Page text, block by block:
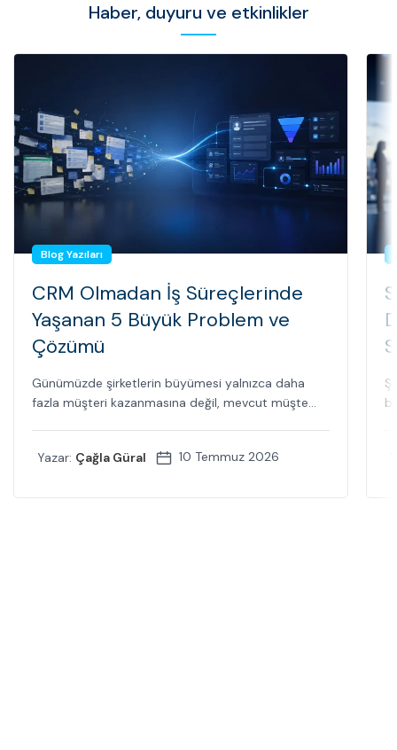
Haber, duyuru ve etkinlikler
Blog Yazıları
CRM Olmadan İş Süreçlerinde
Yaşanan 5 Büyük Problem ve
Çözümü
Günümüzde şirketlerin büyümesi yalnızca daha
fazla müşteri kazanmasına değil, mevcut müşte...
Yazar: Çağla Güral 10 Temmuz 2026